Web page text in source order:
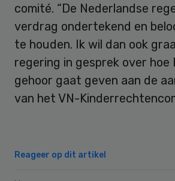
comité. “De Nederlandse
verdrag ondertekend en
te houden. Ik wil dan ook
regering in gesprek over hoe
gehoor gaat geven aan de
van het VN-
Reageer op dit artikel